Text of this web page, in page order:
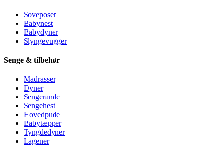
Soveposer
Babynest
Babydyner
Slyngevugger
Senge & tilbehør
Madrasser
Dyner
Sengerande
Sengehest
Hovedpude
Babytæpper
Tyngdedyner
Lagener